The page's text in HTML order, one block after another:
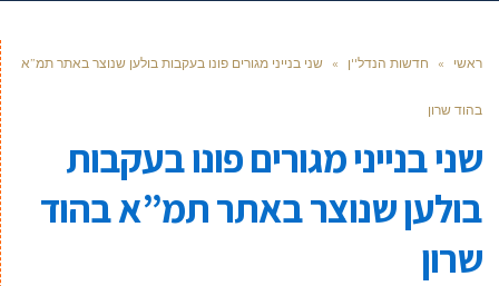
ראשי » חדשות הנדל''ן » שני בנייני מגורים פונו בעקבות בולען שנוצר באתר תמ”א
בהוד שרון
שני בנייני מגורים פונו בעקבות
בולען שנוצר באתר תמ”א בהוד
שרון